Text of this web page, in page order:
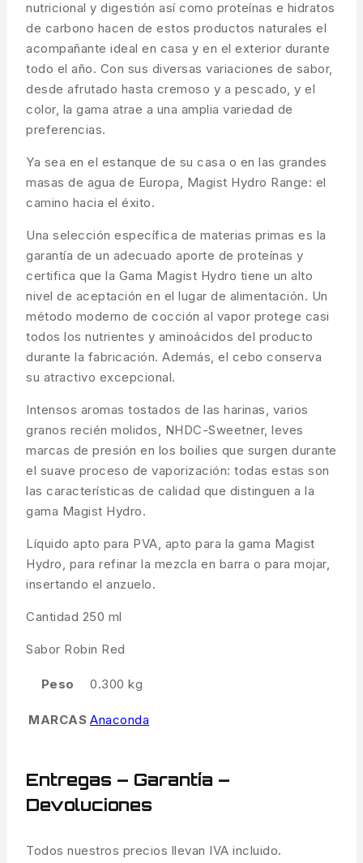
nutricional y digestión así como proteínas e hidratos
de carbono hacen de estos productos naturales el
acompañante ideal en casa y en el exterior durante
todo el año. Con sus diversas variaciones de sabor,
desde afrutado hasta cremoso y a pescado, y el
color, la gama atrae a una amplia variedad de
preferencias.
Ya sea en el estanque de su casa o en las grandes
masas de agua de Europa, Magist Hydro Range: el
camino hacia el éxito.
Una selección específica de materias primas es la
garantía de un adecuado aporte de proteínas y
certifica que la Gama Magist Hydro tiene un alto
nivel de aceptación en el lugar de alimentación. Un
método moderno de cocción al vapor protege casi
todos los nutrientes y aminoácidos del producto
durante la fabricación. Además, el cebo conserva
su atractivo excepcional.
Intensos aromas tostados de las harinas, varios
granos recién molidos, NHDC-Sweetner, leves
marcas de presión en los boilies que surgen durante
el suave proceso de vaporización: todas estas son
las características de calidad que distinguen a la
gama Magist Hydro.
Líquido apto para PVA, apto para la gama Magist
Hydro, para refinar la mezcla en barra o para mojar,
insertando el anzuelo.
Cantidad 250 ml
Sabor Robin Red
Peso 0.300 kg
MARCAS Anaconda
Entregas – Garantía –
Devoluciones
Todos nuestros precios llevan IVA incluido.